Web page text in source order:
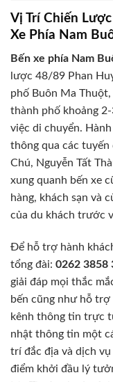
Vị Trí Chiến
Xe Phía Nam
Bến xe phía Nam
lược 48/89 Phan
phố Buôn Ma
thành phố khoảng
việc di chuyển.
thông qua các
Chú, Nguyễn Tất
xung quanh bến xe
hàng, khách sạn và
của du khách trước
Để hỗ trợ hành
tổng đài: 0262 3858
giải đáp mọi thắc
bến cũng như hỗ trợ
kênh thông tin trực
nhật thông tin một
trí đắc địa và dịch
điểm khởi đầu lý